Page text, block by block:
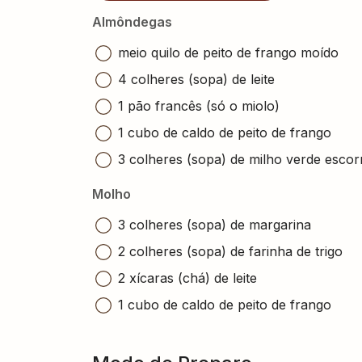
Almôndegas
meio quilo de peito de frango moído
4 colheres (sopa) de leite
1 pão francês (só o miolo)
1 cubo de caldo de peito de frango
3 colheres (sopa) de milho verde
Molho
3 colheres (sopa) de margarina
2 colheres (sopa) de farinha de trigo
2 xícaras (chá) de leite
1 cubo de caldo de peito de frango